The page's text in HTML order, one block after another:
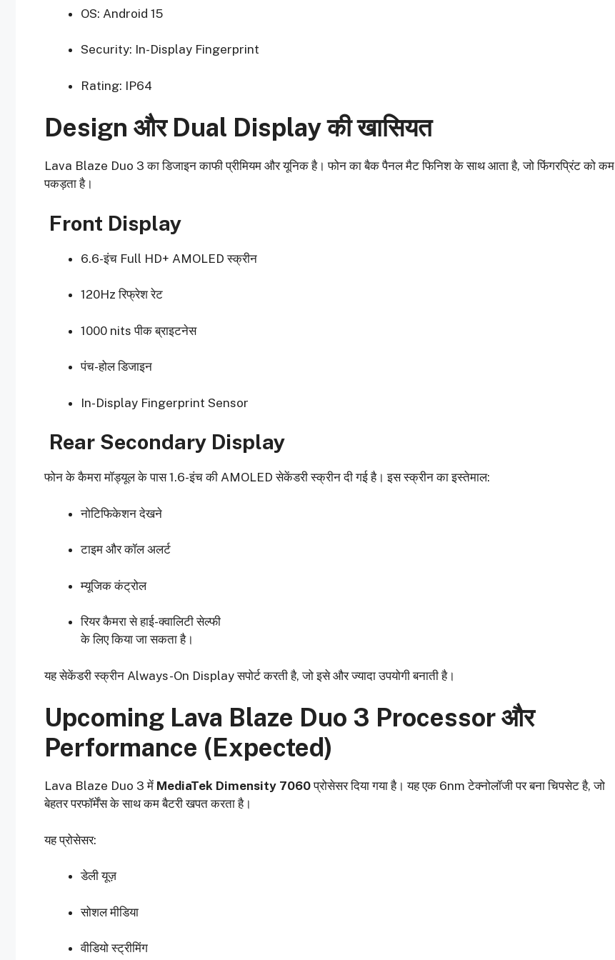
OS: Android 15
Security: In-Display Fingerprint
Rating: IP64
Design और Dual Display की खासियत
Lava Blaze Duo 3 का डिजाइन काफी प्रीमियम और यूनिक है। फोन का बैक पैनल मैट फिनिश के साथ आता है, जो फिंगरप्रिंट को कम
पकड़ता है।
Front Display
6.6-इंच Full HD+ AMOLED स्क्रीन
120Hz रिफ्रेश रेट
1000 nits पीक ब्राइटनेस
पंच-होल डिजाइन
In-Display Fingerprint Sensor
Rear Secondary Display
फोन के कैमरा मॉड्यूल के पास 1.6-इंच की AMOLED सेकेंडरी स्क्रीन दी गई है। इस स्क्रीन का इस्तेमाल:
नोटिफिकेशन देखने
टाइम और कॉल अलर्ट
म्यूजिक कंट्रोल
रियर कैमरा से हाई-क्वालिटी सेल्फी
के लिए किया जा सकता है।
यह सेकेंडरी स्क्रीन Always-On Display सपोर्ट करती है, जो इसे और ज्यादा उपयोगी बनाती है।
Upcoming Lava Blaze Duo 3 Processor और
Performance (Expected)
Lava Blaze Duo 3 में MediaTek Dimensity 7060प्रोसेसर दिया गया है। यह एक 6nm टेक्नोलॉजी पर बना चिपसेट है, जो
बेहतर परफॉर्मेंस के साथ कम बैटरी खपत करता है।
यह प्रोसेसर:
डेली यूज़
सोशल मीडिया
वीडियो स्ट्रीमिंग